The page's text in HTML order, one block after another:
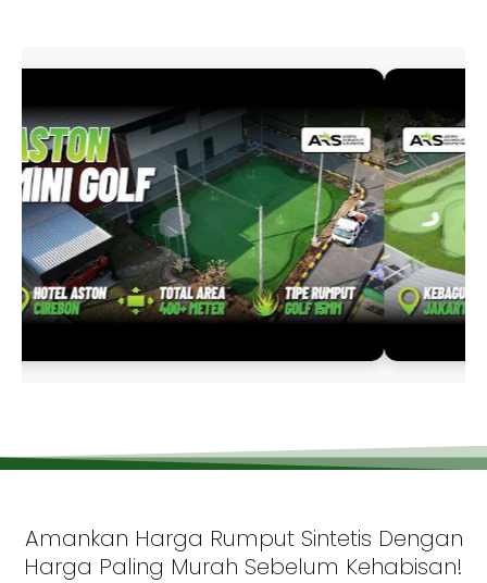
Amankan Harga Rumput Sintetis Dengan
Harga Paling Murah Sebelum Kehabisan!